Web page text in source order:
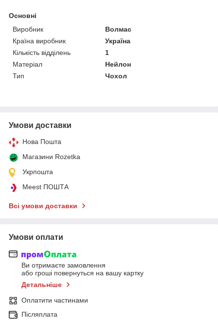
Основні
Виробник
Волмас
Країна виробник
Україна
Кількість відділень
1
Матеріал
Нейлон
Тип
Чохол
Умови доставки
Нова Пошта
Магазини Rozetka
Укрпошта
Meest ПОШТА
Всі умови доставки
Умови оплати
Ви отримаєте замовлення
або гроші повернуться на вашу картку
Детальніше
Оплатити частинами
Післяплата